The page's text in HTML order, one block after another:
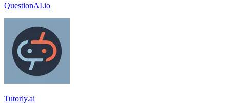
QuestionAI.io
Tutorly.ai